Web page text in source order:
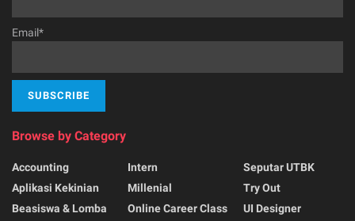
Email*
Browse by Category
Accounting
Aplikasi Kekinian
Beasiswa & Lomba
Intern
Millenial
Online Career Class
Seputar UTBK
Try Out
UI Designer